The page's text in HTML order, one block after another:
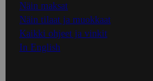
Näin maksat
Näin tilaat ja muokkaat
Kaikki ohjeet ja vinkit
In English